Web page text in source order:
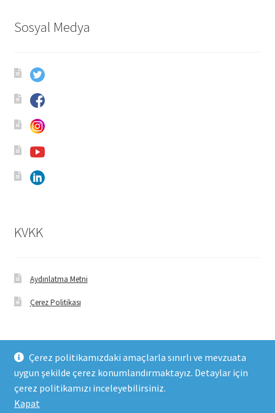
Çerez politikamızdaki amaçlarla sınırlı ve mevzuata
uygun şekilde çerez konumlandırmaktayız. Detaylar için
çerez politikamızı inceleyebilirsiniz.
Kapat
Sosyal Medya
KVKK
Aydınlatma Metni
Çerez Politikası
© FHM Gıda 2026
Built with WooCommerce.